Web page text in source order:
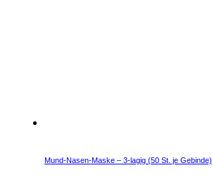
Mund-Nasen-Maske – 3-lagig (50 St. je Gebinde)